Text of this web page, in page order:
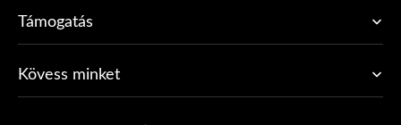
Támogatás
Kövess minket